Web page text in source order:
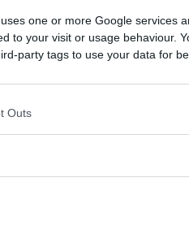
one or more Google services
to your visit or usage behaviour.
party tags to use your data for
Outs
Vill du bli
medlem?